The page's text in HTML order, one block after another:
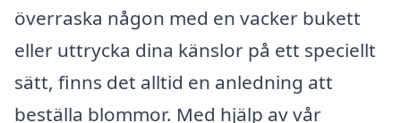
överraska någon med en vacker bukett
eller uttrycka dina känslor på ett speciellt
sätt, finns det alltid en anledning att
beställa blommor. Med hjälp av vår